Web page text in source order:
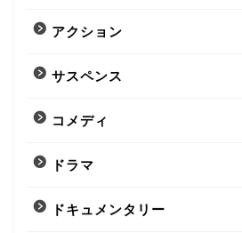
アクション
サスペンス
コメディ
ドラマ
ドキュメンタリー